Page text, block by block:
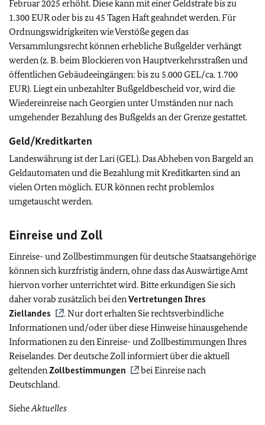
Februar 2025 erhöht. Diese kann mit einer Geldstrafe bis zu
1.300 EUR oder bis zu 45 Tagen Haft geahndet werden. Für
Ordnungswidrigkeiten wie Verstöße gegen das
Versammlungsrecht können erhebliche Bußgelder verhängt
werden (z. B. beim Blockieren von Hauptverkehrsstraßen und
öffentlichen Gebäudeeingängen: bis zu 5.000 GEL/ca. 1.700
EUR). Liegt ein unbezahlter Bußgeldbescheid vor, wird die
Wiedereinreise nach Georgien unter Umständen nur nach
umgehender Bezahlung des Bußgelds an der Grenze gestattet.
Geld/Kreditkarten
Landeswährung ist der Lari (GEL). Das Abheben von Bargeld an
Geldautomaten und die Bezahlung mit Kreditkarten sind an
vielen Orten möglich. EUR können recht problemlos
umgetauscht werden.
Einreise und Zoll
Einreise- und Zollbestimmungen für deutsche Staatsangehörige
können sich kurzfristig ändern, ohne dass das Auswärtige Amt
hiervon vorher unterrichtet wird. Bitte erkundigen Sie sich
daher vorab zusätzlich bei denVertretungen Ihres
Ziellandes
. Nur dort erhalten Sie rechtsverbindliche
Informationen und/oder über diese Hinweise hinausgehende
Informationen zu den Einreise- und Zollbestimmungen Ihres
Reiselandes. Der deutsche Zoll informiert über die aktuell
geltendenZollbestimmungen
bei Einreise nach
Deutschland.
SieheAktuelles